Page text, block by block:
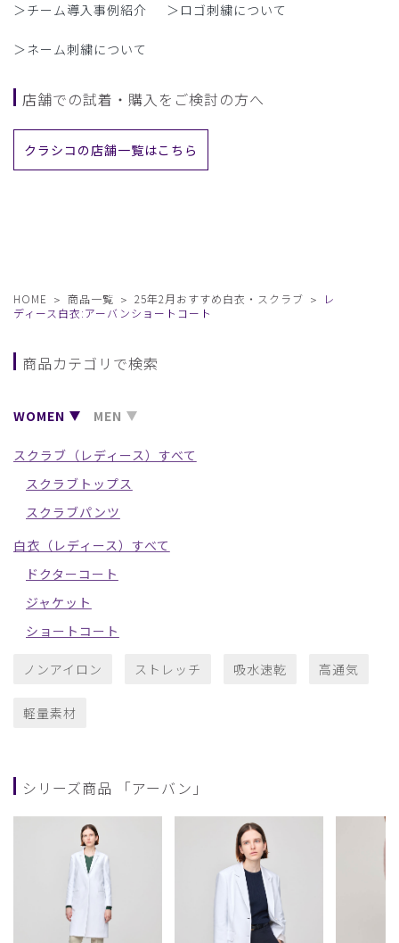
＞チーム導入事例紹介 ＞ロゴ刺繍について
＞ネーム刺繍について
店舗での試着・購入をご検討の方へ
クラシコの店舗一覧はこちら
HOME 商品一覧 25年2月おすすめ白衣・スクラブ
レ
ディース白衣:アーバンショートコート
商品カテゴリで検索
WOMEN MEN
スクラブ（レディース）すべて
スクラブトップス
スクラブパンツ
白衣（レディース）すべて
ドクターコート
ジャケット
ショートコート
ノンアイロン ストレッチ 吸水速乾 高通気
軽量素材
シリーズ商品 「アーバン」